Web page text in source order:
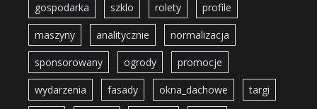
gospodarka szklo rolety profile
maszyny analitycznie normalizacja
sponsorowany ogrody promocje
wydarzenia fasady okna_dachowe targi